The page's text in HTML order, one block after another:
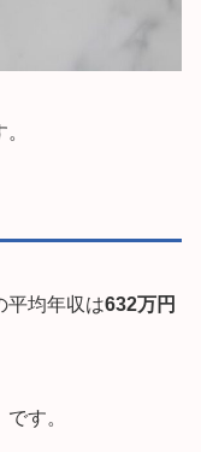
平均年収は632万円
す。